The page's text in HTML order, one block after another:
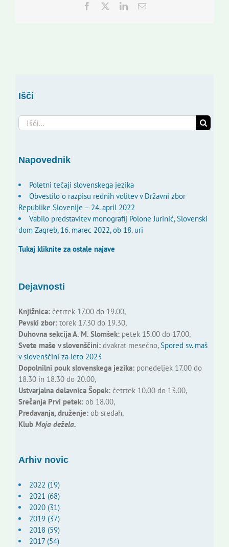
Facebook
TwitterLinkedInEmail
Išči
Search
for:
Napovednik
Poletni tečaji slovenskega jezika
Obvestilo o razpisu rednih volitev v Državni zbor
Republike Slovenije – 24. april 2022
Vabilo predstavitev monografij Polone Jurinić, Slovenski
dom Zagreb, 16. marec 2022, ob 18. uri
Tukaj kliknite za ostale najave
Dejavnosti
Knjižnica:četrtek 17.00 do 19.00,
Pevski zbor:torek 17.30 do 19.30,
Duhovna sekcija A. M. Slomšek:petek 15.00 do 17.00,
Svete maše v slovenščini:dvakrat mesečno,Spored sv. maš
v slovenščini za leto 2023
Dopolnilni pouk slovenskega jezika:ponedeljek 17.00 do
18.30 in 18.30 do 20.00,
Ustvarjalna delavnica Šopek:četrtek 10.00 do 13.00,
Srečanja Prvi petek:ob 18.00,
Predavanja, druženje:ob sredah,
Klub Moja dežela.
Arhiv novic
2022 (19)
2021 (68)
2020 (31)
2019 (37)
2018 (59)
2017 (54)